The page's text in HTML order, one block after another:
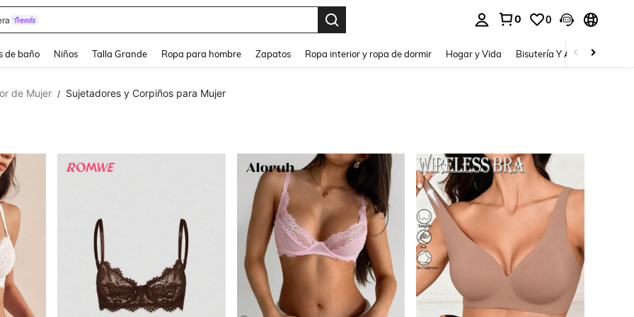
Elegantes Para Fiesta De Gala 0 0
de baño Niños Talla Grande Ropa para hombre Zapatos Ropa interior y ropa de dormir Hogar y Vida Bisutería Y Accesorios
de Mujer / Sujetadores y Corpiños para Mujer